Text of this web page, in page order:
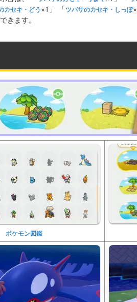
カセキ・どう×1」 「ツバサのカセキ・しっぽ
きます。
ポケモン図鑑